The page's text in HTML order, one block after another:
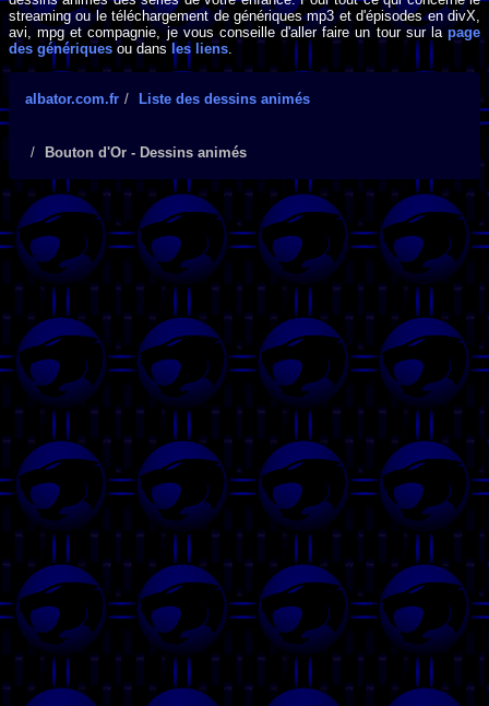
streaming ou le téléchargement de génériques mp3 et d'épisodes en divX,
avi, mpg et compagnie, je vous conseille d'aller faire un tour sur lapage
des génériques ou dans les liens.
albator.com.fr Liste des dessins animés
Bouton d'Or - Dessins animés